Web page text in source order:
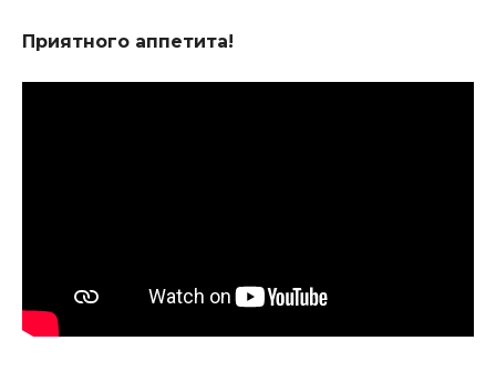
Приятного аппетита!